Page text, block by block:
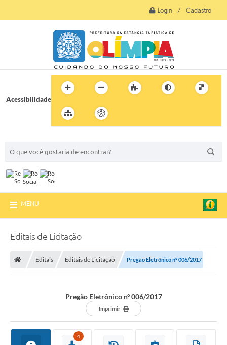
Login / Cadastro
Acessibilidade
MENU
Editais de Licitação
Editais Editais de Licitação Pregão Eletrônico nº 006/2017
Pregão Eletrônico nº 006/2017
Imprimir
4